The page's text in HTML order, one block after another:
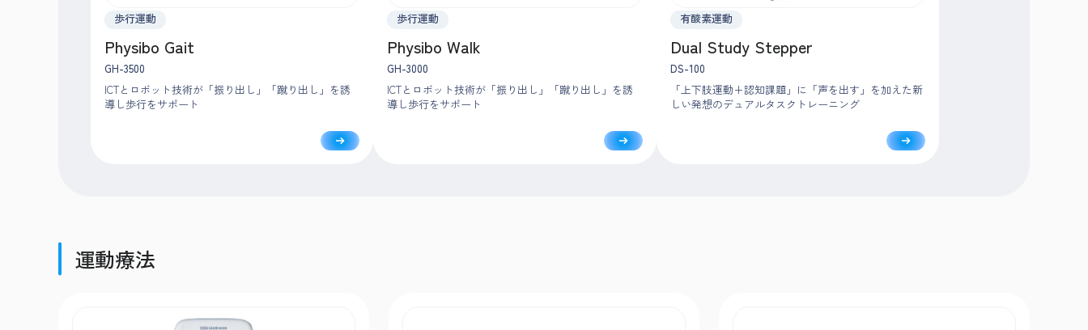
歩行運動
Physibo Gait
GH-3500
ICTとロボット技術が「振り出し」「蹴り出し」を誘
導し歩行をサポート
歩行運動
Physibo Walk
GH-3000
ICTとロボット技術が「振り出し」「蹴り出し」を誘
導し歩行をサポート
有酸素運動
Dual Study Stepper
DS-100
「上下肢運動+認知課題」に「声を出す」を加えた新
しい発想のデュアルタスクトレーニング
運動療法